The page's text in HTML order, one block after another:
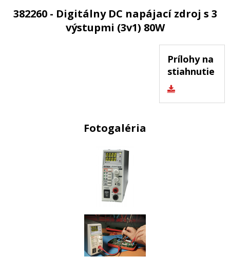
382260 - Digitálny DC napájací zdroj s 3
výstupmi (3v1) 80W
Prílohy na
stiahnutie
Fotogaléria